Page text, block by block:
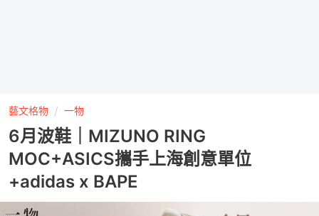
藝文格物 一物
6月波鞋｜MIZUNO RING
MOC+ASICS攜手上海創意單位
+adidas x BAPE